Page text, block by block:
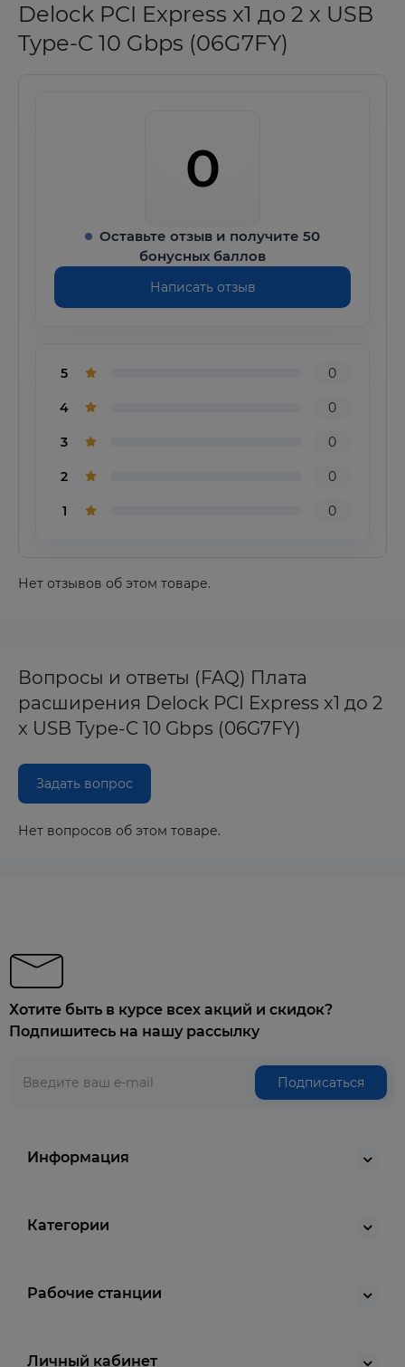
Delock PCI Express x1 до 2 x USB
Type-C 10 Gbps (06G7FY)
0
Оставьте отзыв и получите 50
бонусных баллов
Написать отзыв
5 0
4 0
3 0
2 0
1 0
Нет отзывов об этом товаре.
Вопросы и ответы (FAQ) Плата
расширения Delock PCI Express x1 до 2
x USB Type-C 10 Gbps (06G7FY)
Задать вопрос
Нет вопросов об этом товаре.
Хотите быть в курсе всех акций и скидок?
Подпишитесь на нашу рассылку
Подписаться
Информация
Категории
Рабочие станции
Личный кабинет